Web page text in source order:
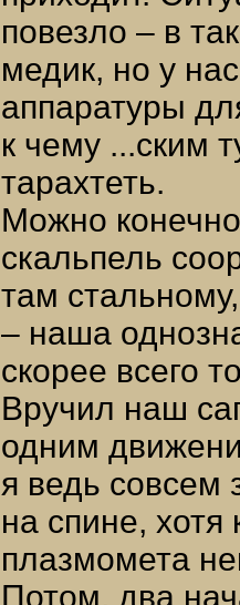
повезло – в
медик, но у
аппаратуры
к чему ...ским
тарахтеть.
Можно
скальпель
там
– наша
скорее всего
Вручил наш
одним
я ведь совсем
на спине, хотя
плазмомета
Потом, два